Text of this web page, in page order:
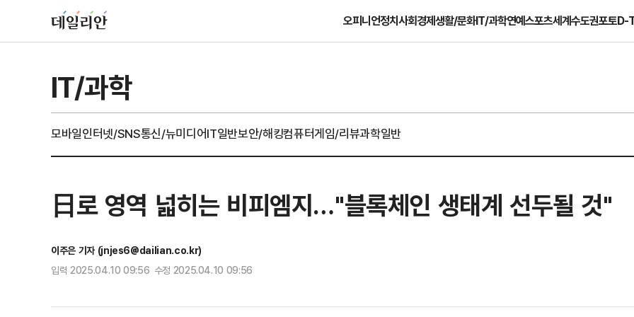
오피니언정치사회경제생활/문화IT/과학연예스포츠세계수도권포토D-
IT/과학
모바일인터넷/SNS통신/뉴미디어IT일반보안/해킹컴퓨터게임/리뷰과학일반
日로 영역 넓히는 비피엠지…"블록체인 생태계 선두될 것"
이주은 기자 (jnjes6@dailian.co.kr)
입력 2025.04.10 09:56 수정 2025.04.10 09:56